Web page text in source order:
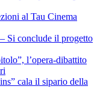
al Tau Cinema
conclude il progetto
l’opera-dibattito
cala il sipario della